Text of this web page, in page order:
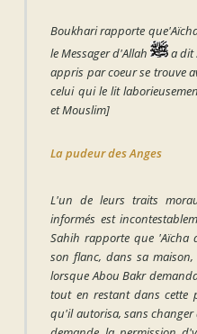
Boukhari rapporte
le Messager d'Allah
a
appris par coeur se trouve
celui qui le lit
et Mouslim]
La pudeur des Anges
L'un de leurs traits
informés est
Sahih rapporte que 'Aïcha
son flanc, dans sa
lorsque Abou Bakr
tout en restant dans cette
qu'il autorisa, sans